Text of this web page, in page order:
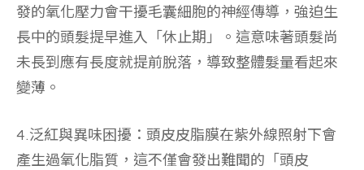
發的氧化壓力會干擾毛囊細胞的神經傳導，強迫生
長中的頭髮提早進入「休止期」。這意味著頭髮尚
未長到應有長度就提前脫落，導致整體髮量看起來
變薄。
4.泛紅與異味困擾： 頭皮皮脂膜在紫外線照射下會
產生過氧化脂質，這不僅會發出難聞的「頭皮